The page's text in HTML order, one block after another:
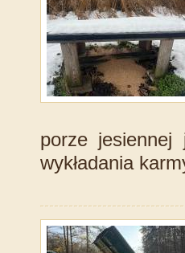
porze
wykładania